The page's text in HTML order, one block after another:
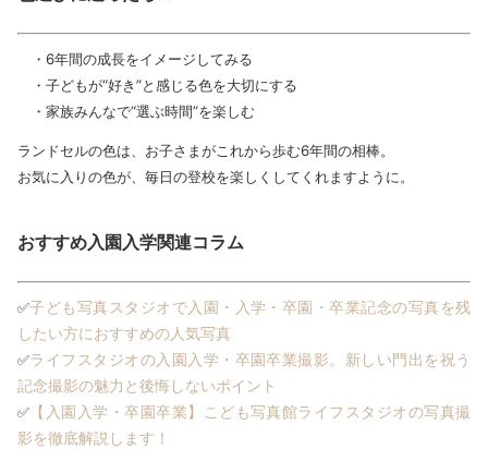
・6年間の成長をイメージしてみる
・子どもが“好き”と感じる色を大切にする
・家族みんなで“選ぶ時間”を楽しむ
ランドセルの色は、お子さまがこれから歩む6年間の相棒。
お気に入りの色が、毎日の登校を楽しくしてくれますように。
おすすめ入園入学関連コラム
✅子ども写真スタジオで入園・入学・卒園・卒業記念の写真を残
したい方におすすめの人気写真
✅ライフスタジオの入園入学・卒園卒業撮影。新しい門出を祝う
記念撮影の魅力と後悔しないポイント
✅ 【入園入学・卒園卒業】こども写真館ライフスタジオの写真撮
影を徹底解説します！